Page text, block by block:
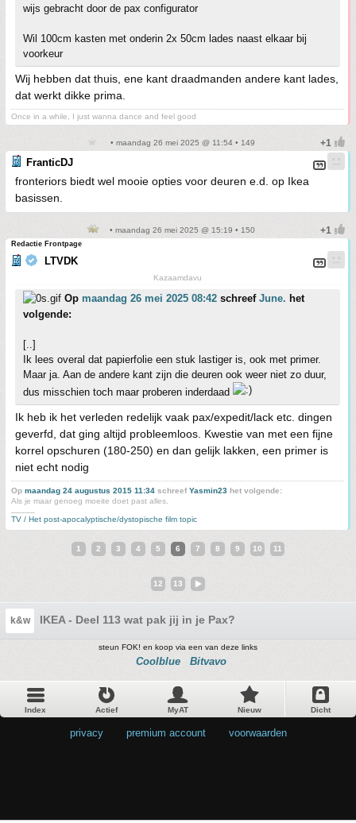
wijs gebracht door de pax configurator
Wil 100cm kasten met onderin 2x 50cm lades naast elkaar bij
voorkeur
Wij hebben dat thuis, ene kant draadmanden andere kant lades,
dat werkt dikke prima.
Once in a while, I just wanna dance and feel good
• maandag 26 mei 2025 @ 11:54 • 149
FranticDJ
fronteriors biedt wel mooie opties voor deuren e.d. op Ikea
basissen.
• maandag 26 mei 2025 @ 15:19 • 150
Redactie Frontpage
LTVDK
Kazaamdavu
Op maandag 26 mei 2025 08:42 schreef June. het
volgende:
[..]
Ik lees overal dat papierfolie een stuk lastiger is, ook met primer.
Maar ja. Aan de andere kant zijn die deuren ook weer niet zo duur,
dus misschien toch maar proberen inderdaad
Ik heb ik het verleden redelijk vaak pax/expedit/lack etc. dingen
geverfd, dat ging altijd probleemloos. Kwestie van met een fijne
korrel opschuren (180-250) en dan gelijk lakken, een primer is
niet echt nodig
Op maandag 24 augustus 2015 11:34 schreefYasmin23 het volgende:
Als je maar genoeg moeite doet past alles.
TV / Het post-apocalyptische/dystopische film topic
1 2 3 4 5 6 7 8 9 10 11
12 13
k&w IKEA - Deel 113 wat pak jij in je Pax?
steun FOK! en koop via een van deze links
Coolblue Bitvavo
Index Actief MyAT Nieuw Dicht
privacy premium account voorwaarden